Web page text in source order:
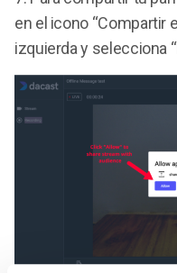
en el icono “Compartir
izquierda y selecciona